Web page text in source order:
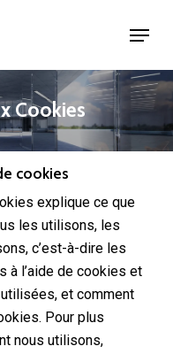
Menu
Cookies
cookies
explique ce que
les utilisons, les
c’est-à-dire les
à l’aide de cookies et
et comment
Pour plus
nous utilisons,
Menu